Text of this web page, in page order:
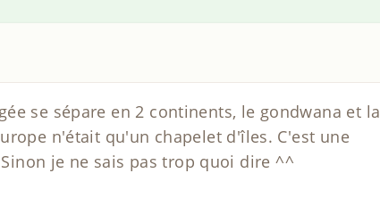
se sépare en 2 continents, le gondwana et la
n'était qu'un chapelet d'îles. C'est une
je ne sais pas trop quoi dire ^^